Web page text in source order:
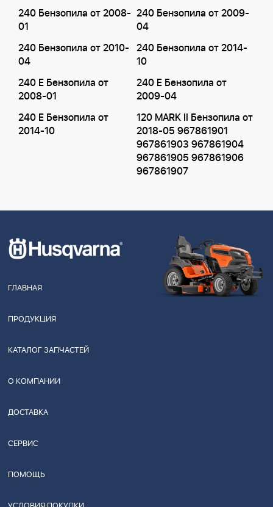
240 Бензопила от 2008-
01
240 Бензопила от 2009-
04
240 Бензопила от 2010-
04
240 Бензопила от 2014-
10
240 E Бензопила от
2008-01
240 E Бензопила от
2009-04
240 E Бензопила от
2014-10
120 MARK II Бензопила от
2018-05 967861901
967861903 967861904
967861905 967861906
967861907
ГЛАВНАЯ
ПРОДУКЦИЯ
КАТАЛОГ ЗАПЧАСТЕЙ
О КОМПАНИИ
ДОСТАВКА
СЕРВИС
ПОМОЩЬ